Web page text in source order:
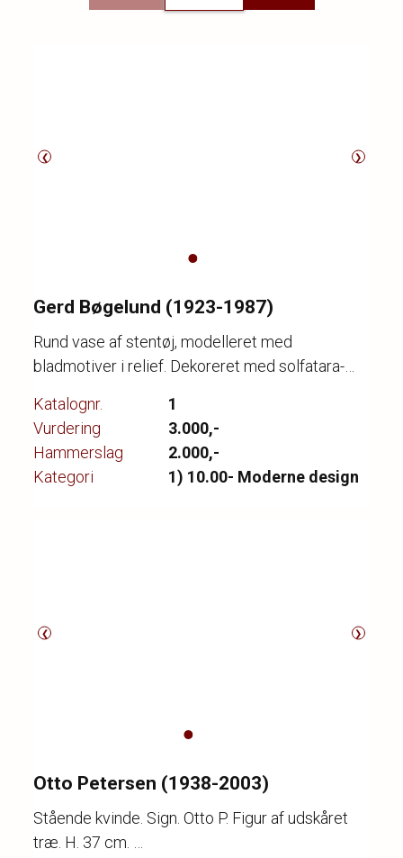
❮ ❯
Gerd Bøgelund (1923-1987)
Rund vase af stentøj, modelleret med
bladmotiver i relief. Dekoreret med solfatara-
Diam. 11,5.
Katalognr.
1
Vurdering
3.000,-
Hammerslag
2.000,-
Kategori
1) 10.00- Moderne design
❮ ❯
Otto Petersen (1938-2003)
Stående kvinde. Sign. Otto P. Figur af udskåret
træ. H. 37 cm.